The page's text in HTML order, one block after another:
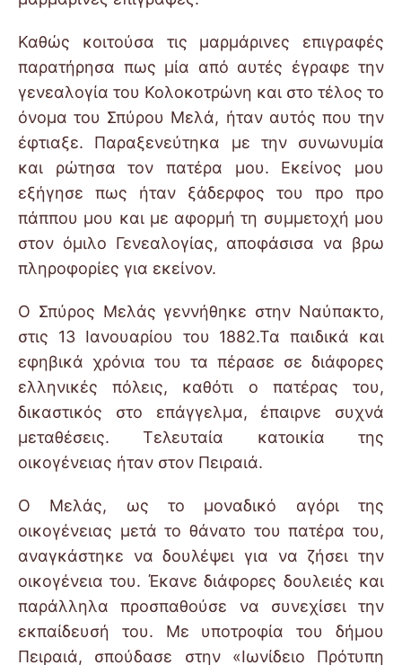
Καθώς κοιτούσα τις μαρμάρινες επιγραφές
παρατήρησα πως μία από αυτές έγραφε την
γενεαλογία του Κολοκοτρώνη και στο τέλος το
όνομα του Σπύρου Μελά, ήταν αυτός που την
έφτιαξε. Παραξενεύτηκα με την συνωνυμία
και ρώτησα τον πατέρα μου. Εκείνος μου
εξήγησε πως ήταν ξάδερφος του προ προ
πάππου μου και με αφορμή τη συμμετοχή μου
στον όμιλο Γενεαλογίας, αποφάσισα να βρω
πληροφορίες για εκείνον.
Ο Σπύρος Μελάς γεννήθηκε στην Ναύπακτο,
στις 13 Ιανουαρίου του 1882.Τα παιδικά και
εφηβικά χρόνια του τα πέρασε σε διάφορες
ελληνικές πόλεις, καθότι ο πατέρας του,
δικαστικός στο επάγγελμα, έπαιρνε συχνά
μεταθέσεις. Τελευταία κατοικία της
οικογένειας ήταν στον Πειραιά.
Ο Μελάς, ως το μοναδικό αγόρι της
οικογένειας μετά το θάνατο του πατέρα του,
αναγκάστηκε να δουλέψει για να ζήσει την
οικογένεια του. Έκανε διάφορες δουλειές και
παράλληλα προσπαθούσε να συνεχίσει την
εκπαίδευσή του. Με υποτροφία του δήμου
Πειραιά, σπούδασε στην «Ιωνίδειο Πρότυπη